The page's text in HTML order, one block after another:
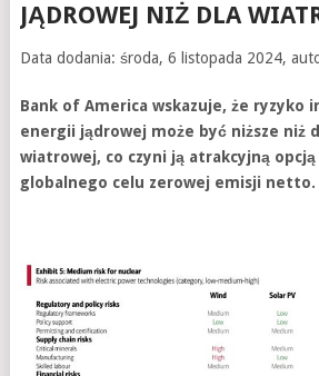
JĄDROWEJ NIŻ DLA
Data dodania: środa, 6 listopada 2024,
Bank of America wskazuje, że ryzyko
energii jądrowej może być niższe niż
wiatrowej, co czyni ją atrakcyjną
globalnego celu zerowej emisji netto.